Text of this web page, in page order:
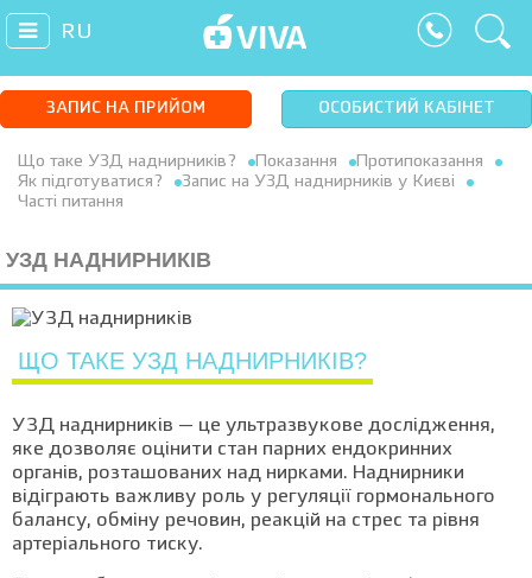
RU
ЗАПИС НА ПРИЙОМ ОСОБИСТИЙ КАБІНЕТ
Що таке УЗД наднирників? Показання
Протипоказання
Як підготуватися?
Запис на УЗД наднирників у Києві
Часті питання
УЗД НАДНИРНИКІВ
ЩО ТАКЕ УЗД НАДНИРНИКІВ?
УЗД наднирників — це ультразвукове дослідження,
яке дозволяє оцінити стан парних ендокринних
органів, розташованих над нирками. Наднирники
відіграють важливу роль у регуляції гормонального
балансу, обміну речовин, реакцій на стрес та рівня
артеріального тиску.